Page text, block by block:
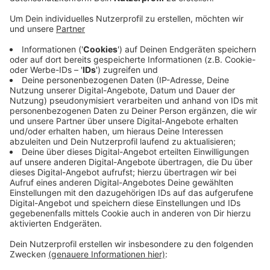
Spitzenkandidatin der Partei Volt, Frances
Noltekuhlemann, in der Coesfelder Fußgängerzone
Fragen. Und in Münster spricht am Nachmittag ab 14
Uhr der Kanzlerkandidat der Grünen, Robert Habeck.
Die Partei erwartet bis zu 5000 Menschen in der Halle
Münsterland.
Kanzler Olaf Scholz von der SPD war bereits in
Münster. Der Kanzlerkandidat von CDU und CSU,
Friedrich Merz, besuchte Heek im Nachbarkreis
Borken.
Anzeige